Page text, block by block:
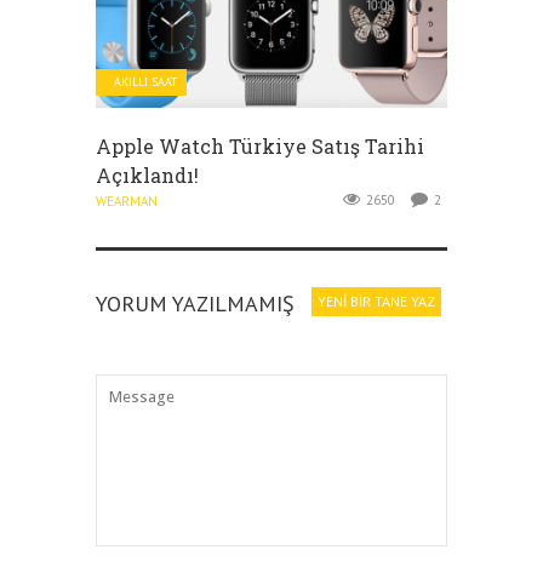
AKILLI SAAT
Apple Watch Türkiye Satış Tarihi
Açıklandı!
WEARMAN 2650 2
YORUM YAZILMAMIŞ YENI BIR TANE YAZ